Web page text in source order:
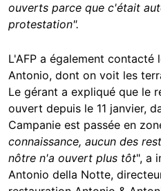
ouverts parce que c'était
protestation".
L'AFP a également contacté
Antonio, dont on voit les
Le gérant a expliqué que le
ouvert depuis le 11 janvier,
Campanie est passée en
connaissance, aucun des
nôtre n'a ouvert plus tôt", a
Antonio della Notte,